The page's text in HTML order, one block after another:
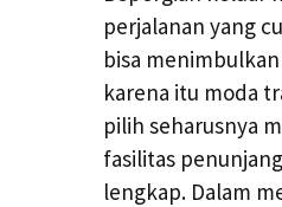
perjalanan yang
bisa
karena itu moda
pilih seharusnya
fasilitas
lengkap. Dalam